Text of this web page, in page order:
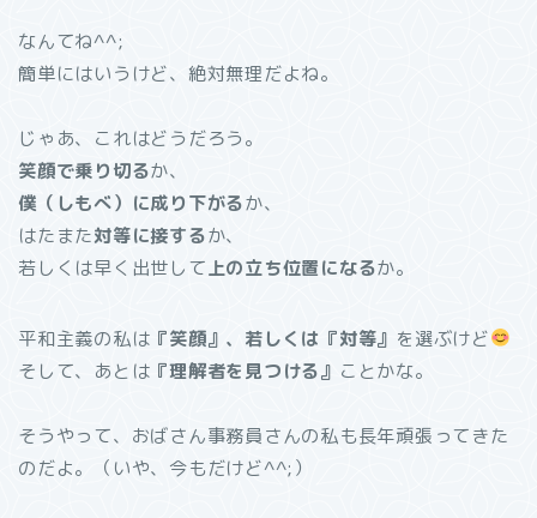
なんてね^^;
簡単にはいうけど、絶対無理だよね。
じゃあ、これはどうだろう。
笑顔で乗り切るか、
僕（しもべ）に成り下がるか、
はたまた対等に接するか、
若しくは早く出世して上の立ち位置になるか。
平和主義の私は 『笑顔』、若しくは『対等』 を選ぶけど
そして、あとは 『理解者を見つける』 ことかな。
そうやって、おばさん事務員さんの私も長年頑張ってきた
のだよ。（いや、今もだけど^^;）